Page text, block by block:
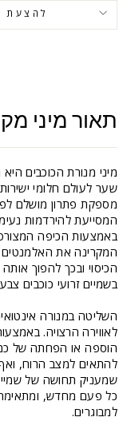
להצעת
תאור מיני
מיני מנורת הכוכבים
שער לעולם חלומי
מספקת פתרון מושלם
המסייעת להירדמות
באמצעות הכיפה
המקרינה את
הכיסוי ובכך להפוך
בשמיים זרועי כוכבים
השליטה במנורה
הוספה או הפחתה של
להתאים למצב הרוח,
שמעניק תחושה של
כל פעם מחדש, ומתאימה
למבוגרים.